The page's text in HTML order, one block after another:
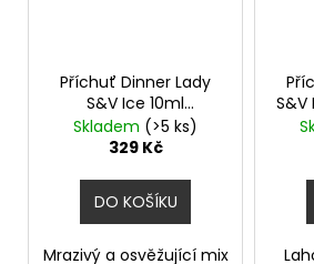
Příchuť Dinner Lady
S&V Ice 10ml
Watermelon Slices Ice
Skladem (>5 ks)
329 Kč
DO KOŠÍKU
Mrazivý a osvěžující mix
S&V